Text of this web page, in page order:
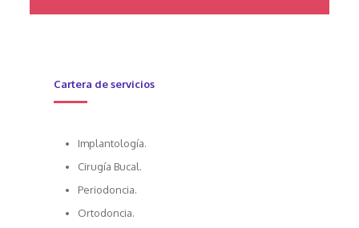
Cartera de servicios
Implantología.
Cirugía Bucal.
Periodoncia.
Ortodoncia.